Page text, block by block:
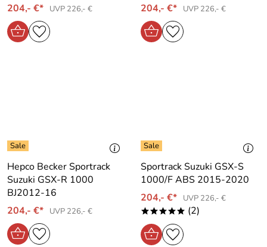
204,- €*
UVP 226,- €
204,- €*
UVP 226,- €
Hepco Becker Sportrack
Suzuki GSX-R 1000
BJ2012-16
204,- €*
UVP 226,- €
Sportrack Suzuki GSX-S
1000/F ABS 2015-2020
204,- €*
UVP 226,- €
***** (2)